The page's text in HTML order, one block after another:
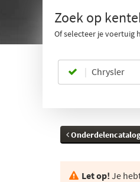
Zoek op
Of selecteer je voertuig
Chrysler
Let op! Je